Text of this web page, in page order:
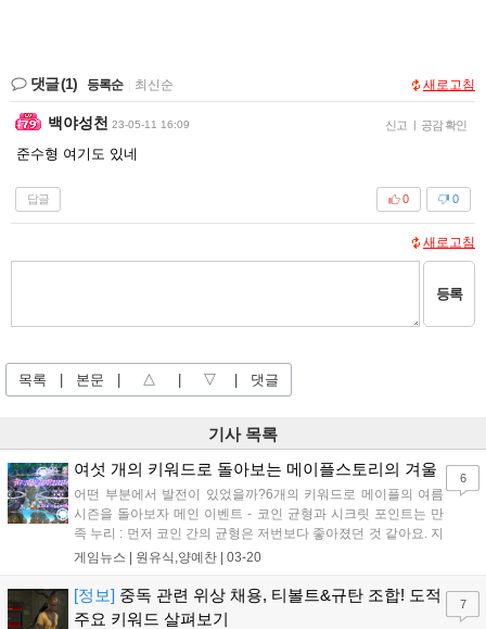
댓글(1) 등록순 최신순 새로고침
백야성천 23-05-11 16:09 신고 | 공감 확인
준수형 여기도 있네
답글 0
0
새로고침
등록
목록 | 본문 | △ | ▽ | 댓글
기사 목록
여섯 개의 키워드로 돌아보는 메이플스토리의 겨울
어떤 부분에서 발전이 있었을까?6개의 키워드로 메이플의 여름
시즌을 돌아보자 메인 이벤트 - 코인 균형과 시크릿 포인트는 만
족 누리 : 먼저 코인 간의 균형은 저번보다 좋아졌던 것 같아요. 지
난 이벤트의 코인샵의 경우, 일반 코인은 쓸 데가 없는 경우도 있
번엔 양쪽의 밸런스를 비교적 잘 잡은 것...
게임뉴스 | 원유식,양예찬 | 03-20
6
[정보] 중독 관련 위상 채용, 티볼트&규탄 조합! 도적
주요 키워드 살펴보기
7